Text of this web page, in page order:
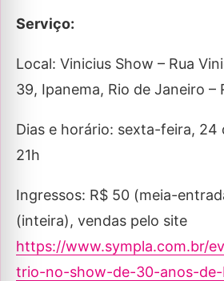
Serviço:
Local: Vinicius Show – Rua
39, Ipanema, Rio de Janeiro –
Dias e horário: sexta-feira, 24
21h
Ingressos: R$ 50 (meia-
(inteira), vendas pelo site
https://www.sympla.com.br/
trio-no-show-de-30-anos-de-